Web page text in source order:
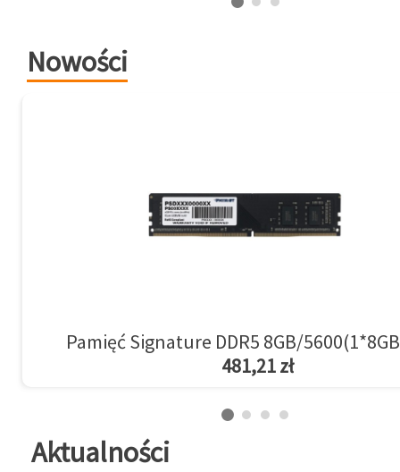
Nowości
Pamięć Signature DDR5 8GB/
481,21 zł
Aktualności